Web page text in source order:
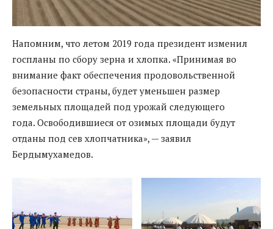
Напомним, что летом 2019 года президент изменил
госпланы по сбору зерна и хлопка. «Принимая во
внимание факт обеспечения продовольственной
безопасности страны, будет уменьшен размер
земельных площадей под урожай следующего
года. Освободившиеся от озимых площади будут
отданы под сев хлопчатника», — заявил
Бердымухамедов.